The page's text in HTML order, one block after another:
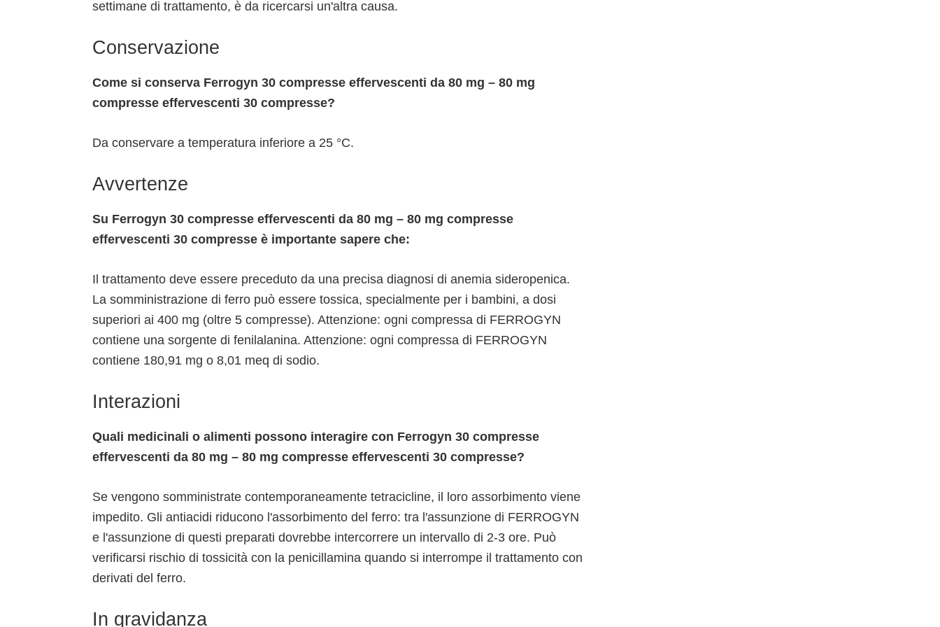
settimane di trattamento, è da ricercarsi un'altra causa.
Conservazione
Come si conserva Ferrogyn 30 compresse effervescenti da 80 mg – 80 mg
compresse effervescenti 30 compresse?
Da conservare a temperatura inferiore a 25 °C.
Avvertenze
Su Ferrogyn 30 compresse effervescenti da 80 mg – 80 mg compresse
effervescenti 30 compresse è importante sapere che:
Il trattamento deve essere preceduto da una precisa diagnosi di anemia sideropenica.
La somministrazione di ferro può essere tossica, specialmente per i bambini, a dosi
superiori ai 400 mg (oltre 5 compresse). Attenzione: ogni compressa di FERROGYN
contiene una sorgente di fenilalanina. Attenzione: ogni compressa di FERROGYN
contiene 180,91 mg o 8,01 meq di sodio.
Interazioni
Quali medicinali o alimenti possono interagire con Ferrogyn 30 compresse
effervescenti da 80 mg – 80 mg compresse effervescenti 30 compresse?
Se vengono somministrate contemporaneamente tetracicline, il loro assorbimento viene
impedito. Gli antiacidi riducono l'assorbimento del ferro: tra l'assunzione di FERROGYN
e l'assunzione di questi preparati dovrebbe intercorrere un intervallo di 2-3 ore. Può
verificarsi rischio di tossicità con la penicillamina quando si interrompe il trattamento con
derivati del ferro.
In gravidanza